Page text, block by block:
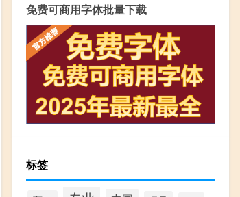
免费可商用字体批量下载
标签